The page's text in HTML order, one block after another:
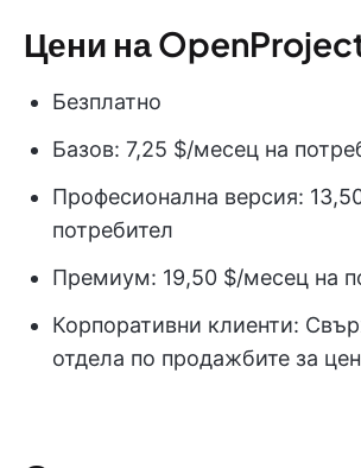
Цени на
Безплатно
Базов: 7,25 $/месец на
Професионална версия:
потребител
Премиум: 19,50 $/месец на
Корпоративни клиенти:
отдела по продажбите за